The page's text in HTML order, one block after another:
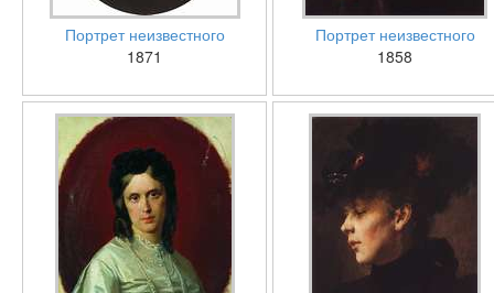
Портрет неизвестного
1871
Портрет неизвестного
1858